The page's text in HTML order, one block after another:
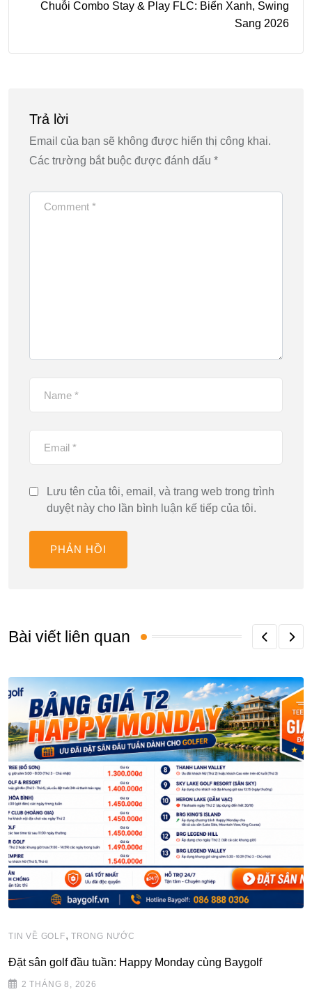
Chuỗi Combo Stay & Play FLC: Biển Xanh, Swing
Sang 2026
Trả lời
Email của bạn sẽ không được hiển thị công khai.
Các trường bắt buộc được đánh dấu *
Lưu tên của tôi, email, và trang web trong trình
duyệt này cho lần bình luận kế tiếp của tôi.
Bài viết liên quan
TIN VỀ GOLF, TRONG NƯỚC
Đặt sân golf đầu tuần: Happy Monday cùng Baygolf
2 THÁNG 8, 2026